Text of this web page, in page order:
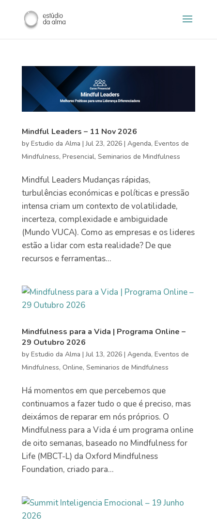
Mindful Leaders – 11 Nov 2026
by Estudio da Alma |Jul 23, 2026| Agenda, Eventos de
Mindfulness, Presencial, Seminarios de Mindfulness
Mindful Leaders Mudanças rápidas,
turbulências económicas e políticas e pressão
intensa criam um contexto de volatilidade,
incerteza, complexidade e ambiguidade
(Mundo VUCA). Como as empresas e os lideres
estão a lidar com esta realidade? De que
recursos e ferramentas...
Mindfulness para a Vida | Programa Online –
29 Outubro 2026
by Estudio da Alma |Jul 13, 2026| Agenda, Eventos de
Mindfulness, Online, Seminarios de Mindfulness
Há momentos em que percebemos que
continuamos a fazer tudo o que é preciso, mas
deixámos de reparar em nós próprios. O
Mindfulness para a Vida é um programa online
de oito semanas, baseado no Mindfulness for
Life (MBCT-L) da Oxford Mindfulness
Foundation, criado para...